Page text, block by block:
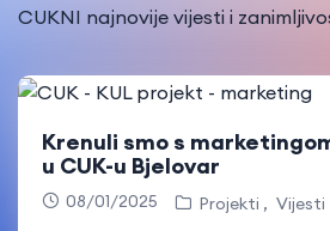
CUKNI najnovije vijesti i
Krenuli smo s
u CUK-u Bjelovar
08/01/2025 Projekti
Vijesti